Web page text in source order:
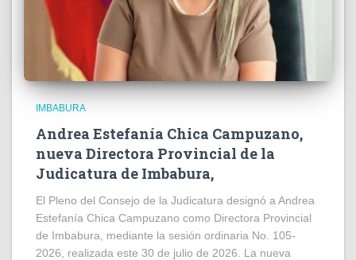
IMBABURA
Andrea Estefanía Chica Campuzano,
nueva Directora Provincial de la
Judicatura de Imbabura,
El Pleno del Consejo de la Judicatura designó a Andrea
Estefanía Chica Campuzano como Directora Provincial
de Imbabura, mediante la sesión ordinaria No. 105-
2026, realizada este 30 de julio de 2026. La nueva